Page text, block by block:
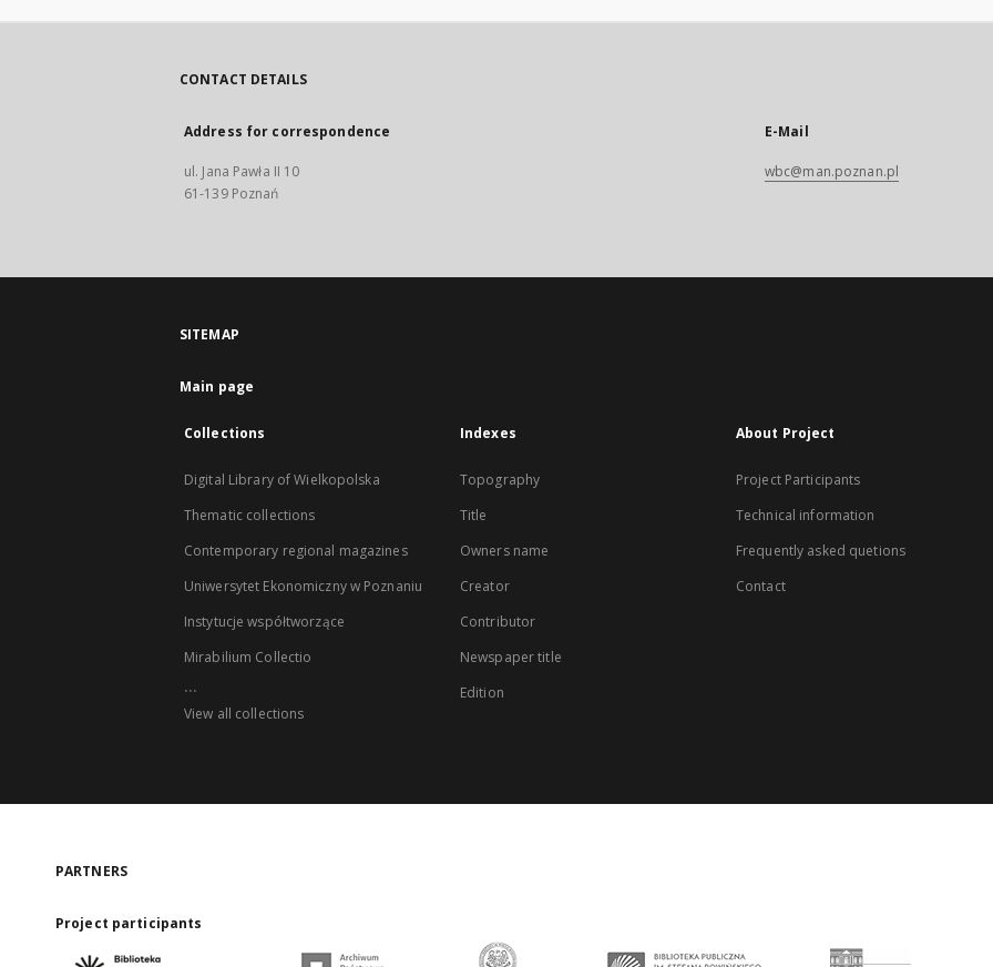
CONTACT DETAILS
Address for correspondence
ul. Jana Pawła II 10
61-139 Poznań
E-Mail
wbc@man.poznan.pl
SITEMAP
Main page
Collections
Digital Library of Wielkopolska
Thematic collections
Contemporary regional magazines
Uniwersytet Ekonomiczny w Poznaniu
Instytucje współtworzące
Mirabilium Collectio
...
View all collections
Indexes
Topography
Title
Owners name
Creator
Contributor
Newspaper title
Edition
About Project
Project Participants
Technical information
Frequently asked quetions
Contact
PARTNERS
Project participants